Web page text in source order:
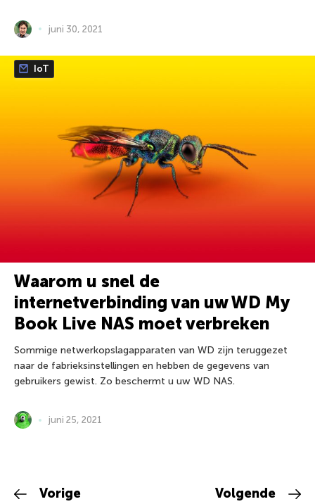
juni 30, 2021
IoT
Waarom u snel de
internetverbinding van uw WD My
Book Live NAS moet verbreken
Sommige netwerkopslagapparaten van WD zijn teruggezet
naar de fabrieksinstellingen en hebben de gegevens van
gebruikers gewist. Zo beschermt u uw WD NAS.
juni 25, 2021
Vorige Volgende